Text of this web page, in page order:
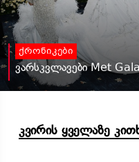
ქრონიკები
ვარსკვლავები Met
კვირის ყველაზე